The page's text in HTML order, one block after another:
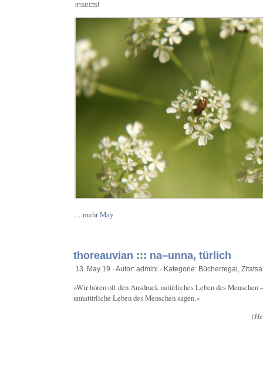
insects!
… mehr May
thoreauvian ::: na–unna, türlich
13. May 19 · Autor: admini · Kategorie: Bücherregal
»Wir hören oft den Ausdruck natürliches Leben des Menschen
unnatürliche Leben des Menschen sagen.«